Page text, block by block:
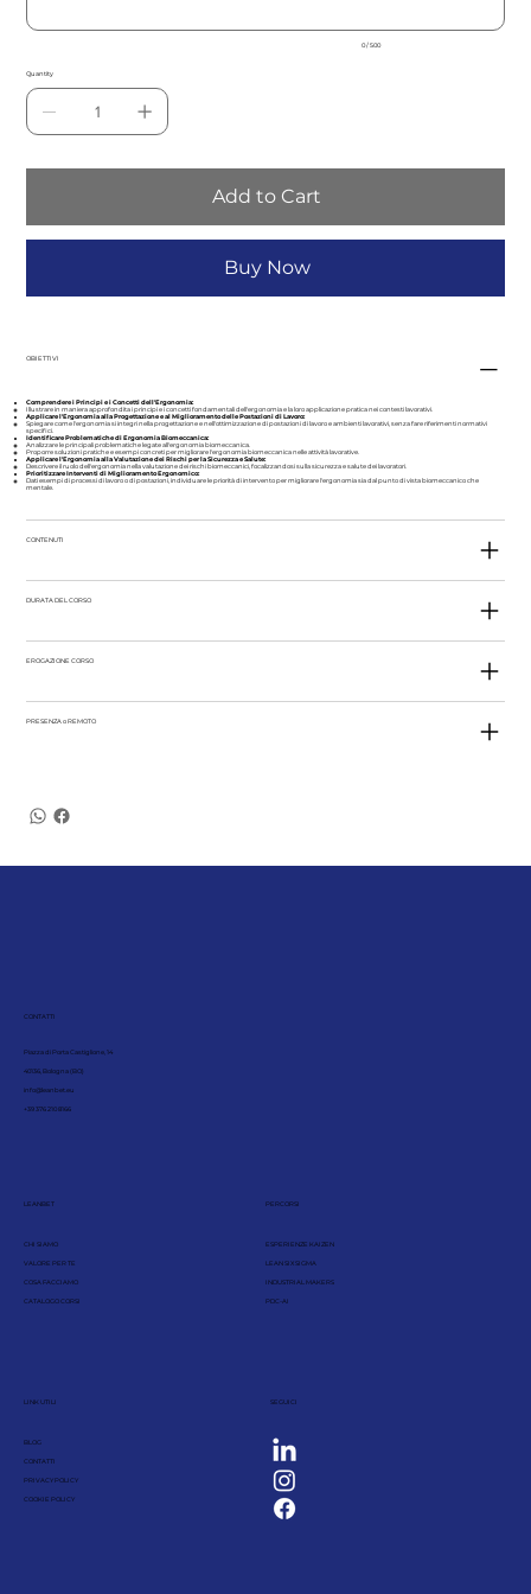
0 / 500
Quantity
Add to Cart
Buy Now
OBIETTIVI
Comprendere i Principi e i Concetti dell'Ergonomia:
Illustrare in maniera approfondita i principi e i concetti fondamentali dell'ergonomia e la loro applicazione pratica nei contesti lavorativi.
Applicare l'Ergonomia alla Progettazione e al Miglioramento delle Postazioni di Lavoro:
Spiegare come l'ergonomia si integri nella progettazione e nell'ottimizzazione di postazioni di lavoro e ambienti lavorativi, senza fare riferimenti normativi
specifici.
Identificare Problematiche di Ergonomia Biomeccanica:
Analizzare le principali problematiche legate all'ergonomia biomeccanica.
Proporre soluzioni pratiche e esempi concreti per migliorare l'ergonomia biomeccanica nelle attività lavorative.
Applicare l'Ergonomia alla Valutazione dei Rischi per la Sicurezza e Salute:
Descrivere il ruolo dell'ergonomia nella valutazione dei rischi biomeccanici, focalizzandosi sulla sicurezza e salute dei lavoratori.
Prioritizzare Interventi di Miglioramento Ergonomico:
Dati esempi di processi di lavoro o di postazioni, individuare le priorità di intervento per migliorare l'ergonomia sia dal punto di vista biomeccanico che
mentale.
CONTENUTI
DURATA DEL CORSO
EROGAZIONE CORSO
PRESENZA o REMOTO
CONTATTI
Piazza di Porta Castiglione, 14
40136, Bologna (BO)
info@leanbet.eu
+39 376 210 8166
LEANBET
CHI SIAMO
VALORE PER TE
COSA FACCIAMO
CATALOGO CORSI
PERCORSI
ESPERIENZE KAIZEN
LEAN SIX SIGMA
INDUSTRIAL MAKERS
PDC-AI
LINK UTILI
BLOG
CONTATTI
PRIVACY POLICY
COOKIE POLICY
SEGUICI